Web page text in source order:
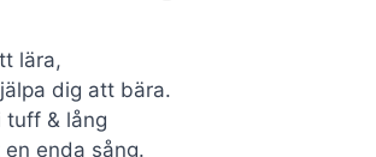
lära,
dig att bära.
tuff & lång
enda sång.